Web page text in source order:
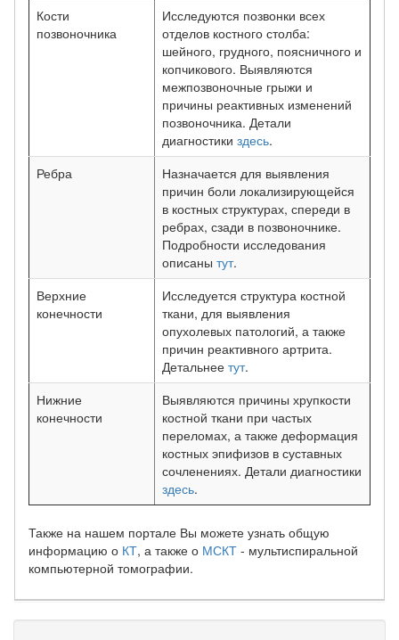
Кости
позвоночника
Исследуются позвонки всех
отделов костного столба:
шейного, грудного, поясничного и
копчикового. Выявляются
межпозвоночные грыжи и
причины реактивных изменений
позвоночника. Детали
диагностики здесь.
Ребра
Назначается для выявления
причин боли локализирующейся
в костных структурах, спереди в
ребрах, сзади в позвоночнике.
Подробности исследования
описаны тут.
Верхние
конечности
Исследуется структура костной
ткани, для выявления
опухолевых патологий, а также
причин реактивного артрита.
Детальнее тут.
Нижние
конечности
Выявляются причины хрупкости
костной ткани при частых
переломах, а также деформация
костных эпифизов в суставных
сочленениях. Детали диагностики
здесь.
Также на нашем портале Вы можете узнать общую
информацию о КТ, а также о МСКТ - мультиспиральной
компьютерной томографии.